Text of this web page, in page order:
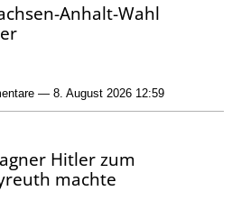
Anhalt-Wahl
— 8. August 2026 12:59
Hitler zum
machte